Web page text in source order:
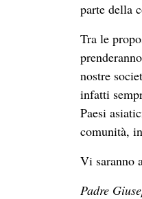
parte della
Tra le
nostre
infatti
Paesi
comunità,
Vi saranno
Padre